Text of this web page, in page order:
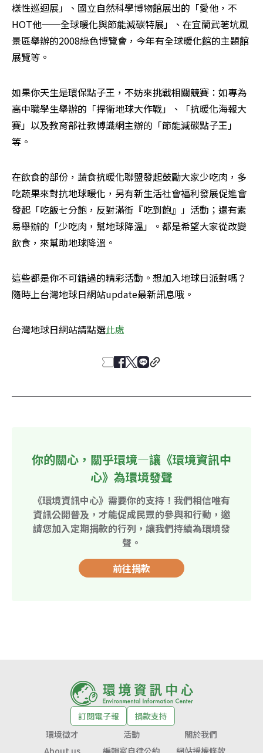
樣性巡迴展」、國立自然科學博物館展出的「愛他，不
HOT他──全球暖化與節能減碳特展」、在宜蘭武荖坑風
景區舉辦的2008綠色博覽會，今年有全球暖化館的主題館
展覽等。
如果你天生是環保點子王，不妨來挑戰相關競賽：如專為
高中職學生舉辦的「捍衛地球大作戰」、「抗暖化海報大
賽」以及教育部社教博識網主辦的「節能減碳點子王」
等。
在飲食的部份，蔬食抗暖化聯盟發起鼓勵大家少吃肉，多
吃蔬果來對抗地球暖化，另有新生活社會福利發展促進會
發起「吃飯七分飽，反對滿街『吃到飽』」活動；還有素
易舉辦的「少吃肉，幫地球降溫」。都是希望大家從改變
飲食，來幫助地球降溫。
這些都是你不可錯過的精彩活動。想加入地球日派對嗎？
隨時上台灣地球日網站update最新訊息哦。
台灣地球日網站請點選此處
你的關心，關乎環境—讓《環境資訊中
心》為環境發聲
《環境資訊中心》需要你的支持！我們相信唯有
資訊公開普及，才能促成民眾的參與和行動，邀
請您加入定期捐款的行列，讓我們持續為環境發
聲。
前往捐款
訂閱電子報
捐款支持
環境徵才
活動
關於我們